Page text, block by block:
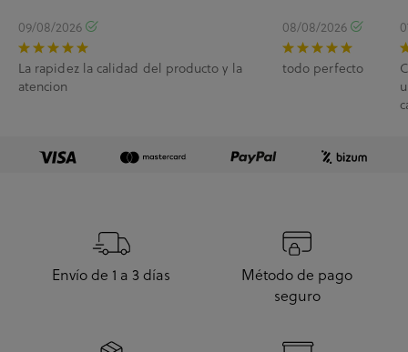
09/08/2026
La rapidez la calidad del producto y la
atencion
08/08/2026
todo perfecto
Envío de 1 a 3 días
Método de pago
seguro